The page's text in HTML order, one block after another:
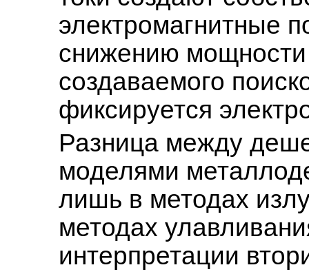
электромагнитные
снижению мощности
создаваемого
фиксируется
Разница между
моделями
лишь в методах
методах
интерпретации